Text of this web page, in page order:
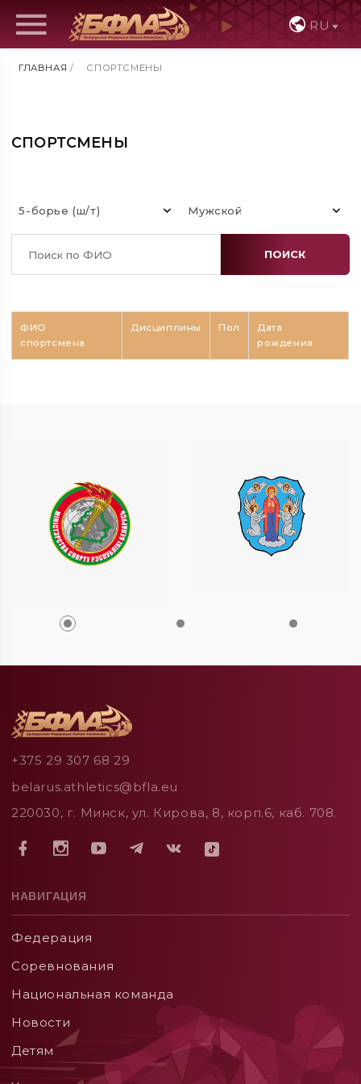
RU
ГЛАВНАЯ / СПОРТСМЕНЫ
СПОРТСМЕНЫ
5-борье (ш/т) Мужской
ПОИСК
ФИО
спортсмена
Дисциплины Пол
Дата
рождения
+375 29 307 68 29
belarus.athletics@bfla.eu
220030, г. Минск, ул. Кирова, 8, корп.6, каб. 708.
НАВИГАЦИЯ
Федерация
Соревнования
Национальная команда
Новости
Детям